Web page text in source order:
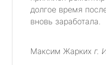
долгое время
вновь заработала.
Максим Жарких г.